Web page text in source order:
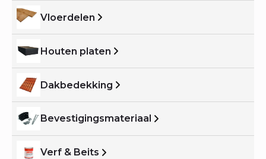
Vloerdelen
Houten platen
Dakbedekking
Bevestigingsmateriaal
Verf & Beits